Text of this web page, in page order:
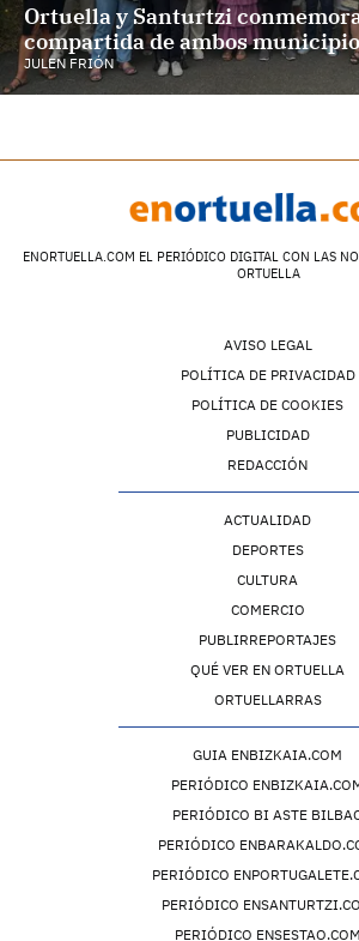
Ortuella y Santurtzi
compartida de ambos
JULEN FRIÓN
ENORTUELLA.COM EL PERIÓDICO DIGITAL CON LAS
ORTUELLA
AVISO LEGAL
POLÍTICA DE PRIVACIDAD
POLÍTICA DE COOKIES
PUBLICIDAD
REDACCIÓN
ACTUALIDAD
DEPORTES
CULTURA
COMERCIO
PUBLIRREPORTAJES
QUÉ VER EN ORTUELLA
ORTUELLARRAS
GUIA ENBIZKAIA.COM
PERIÓDICO
PERIÓDICO BI ASTE
PERIÓDICO
PERIÓDICO
PERIÓDICO
PERIÓDICO ENSESTAO.COM